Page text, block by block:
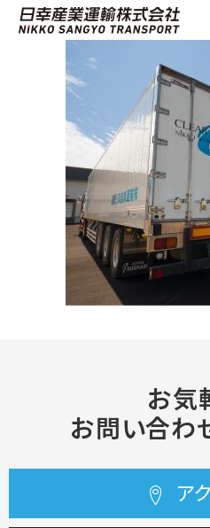
お気
お問い合わ
ア